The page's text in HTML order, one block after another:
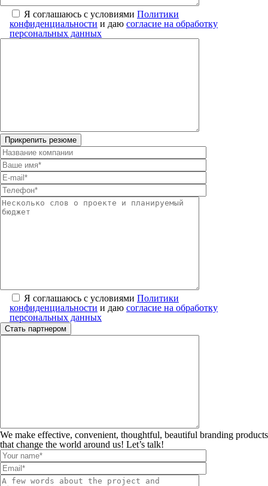
Я соглашаюсь с условиями Политики
конфиденциальности и даю согласие на обработку
персональных данных
Я соглашаюсь с условиями Политики
конфиденциальности и даю согласие на обработку
персональных данных
We make effective, convenient, thoughtful, beautiful branding products
that change the world around us! Let’s talk!